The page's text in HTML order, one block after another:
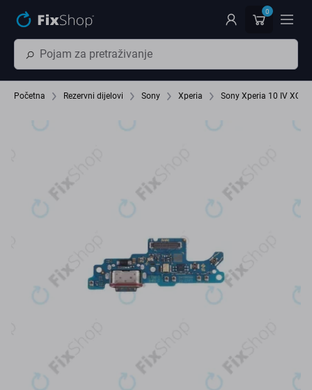
0
Početna Rezervni dijelovi Sony Xperia Sony Xperia 10 IV